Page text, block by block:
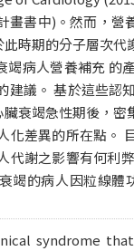
畫書中)。然而，
時期的分子層次
病人營養補充
建議。 基於這些
衰竭急性期後，
化差異的所在點。
代謝之影響有何利
竭的病人因粒線
syndrome